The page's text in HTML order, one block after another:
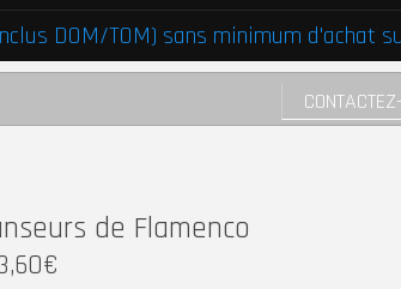
DOM/TOM) sans minimum d'achat
de Flamenco